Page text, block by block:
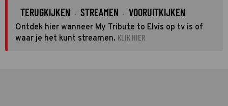
TERUGKIJKEN · STREAMEN · VOORUITKIJKEN
Ontdek hier wanneer My Tribute to Elvis op tv is of
waar je het kunt streamen. KLIK HIER